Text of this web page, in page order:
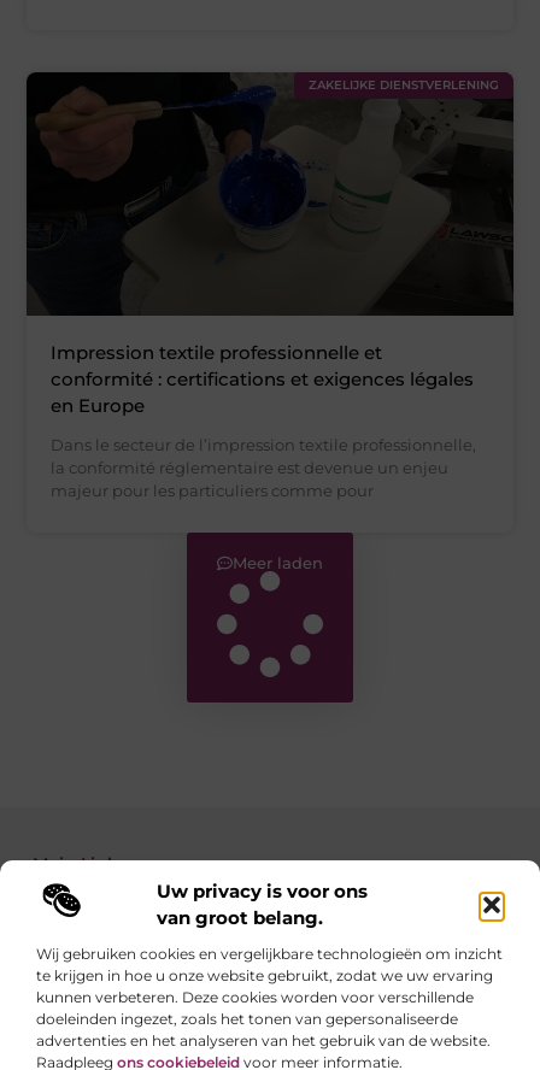
Uw privacy is voor ons
van groot belang.
Wij gebruiken cookies en vergelijkbare technologieën om inzicht
te krijgen in hoe u onze website gebruikt, zodat we uw ervaring
kunnen verbeteren. Deze cookies worden voor verschillende
doeleinden ingezet, zoals het tonen van gepersonaliseerde
advertenties en het analyseren van het gebruik van de website.
Raadpleeg ons cookiebeleid voor meer informatie.
ZAKELIJKE DIENSTVERLENING
Impression textile professionnelle et
conformité : certifications et exigences légales
en Europe
Dans le secteur de l’impression textile professionnelle,
la conformité réglementaire est devenue un enjeu
majeur pour les particuliers comme pour
Meer laden
Main Links
Linkzoekertjes.be brengt je elke dag iets nieuws
Inspirerende blogs en waardevolle tips voor een
slimmer en leuker internetgebruik.